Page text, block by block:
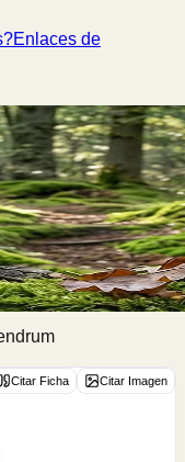
Enlaces de
Citar Ficha Citar Imagen